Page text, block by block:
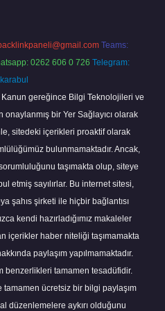
Teams:
0262 606 0 726 Telegram:
Kanun gereğince Bilgi Teknolojileri ve
onaylanmış bir Yer Sağlayıcı olarak
sitedeki içerikleri proaktif olarak
bulunmamaktadır. Ancak,
taşımakta olup, siteye
etmiş sayılırlar. Bu internet sitesi,
şahıs şirketi ile hiçbir bağlantısı
kendi hazırladığımız makaleler
içerikler haber niteliği taşımamakta
paylaşım yapılmamaktadır.
benzerlikleri tamamen tesadüfidir.
tamamen ücretsiz bir bilgi paylaşım
düzenlemelere aykırı olduğunu